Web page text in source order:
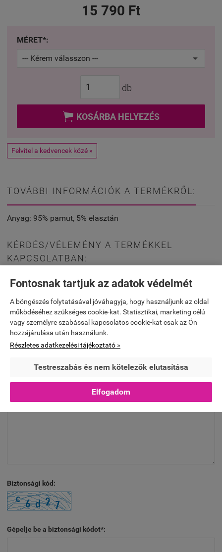
Fontosnak tartjuk az adatok védelmét
A böngészés folytatásával jóváhagyja, hogy használjunk az oldal
működéséhez szükséges cookie-kat. Statisztikai, marketing célú
vagy személyre szabással kapcsolatos cookie-kat csak az Ön
hozzájárulása után használunk.
Részletes adatkezelési tájékoztató »
Testreszabás és nem kötelezők elutasítása
Elfogadom
15 790 Ft
MÉRET*:
db
 KOSÁRBA HELYEZÉS
Felvitel a kedvencek közé »
TOVÁBBI INFORMÁCIÓK A TERMÉKRŐL:
Anyag: 95% pamut, 5% elasztán
KÉRDÉS/VÉLEMÉNY A TERMÉKKEL
KAPCSOLATBAN:
E-mail*:
Biztonsági kód:
Gépelje be a biztonsági kódot*: